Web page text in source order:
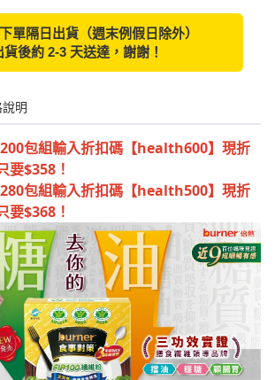
單隔日出貨（週末例假日除外）
貨後約 2-3 天送達，謝謝！
包組輸入折扣碼【health600】現折
要$358！
包組輸入折扣碼【health500】現折
要$368！